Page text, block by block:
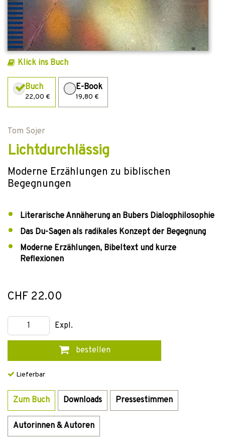
Klick ins Buch
Buch
22,00 €
E-Book
19,80 €
Tom Sojer
Lichtdurchlässig
Moderne Erzählungen zu biblischen
Begegnungen
Literarische Annäherung an Bubers Dialogphilosophie
Das Du-Sagen als radikales Konzept der Begegnung
Moderne Erzählungen, Bibeltext und kurze
Reflexionen
CHF 22.00
Expl.
bestellen
Lieferbar
Zum Buch Downloads Pressestimmen
Autorinnen & Autoren